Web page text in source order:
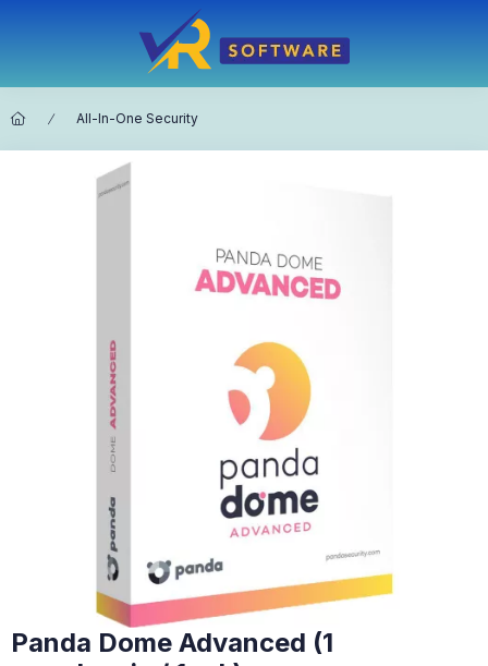
All-In-One Security
Panda Dome Advanced (1